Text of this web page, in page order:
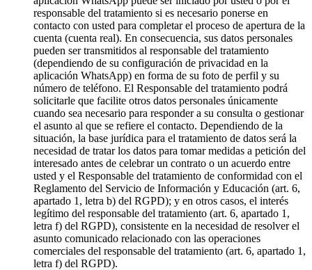
responsable del tratamiento si es necesario ponerse en
contacto con usted para completar el proceso de apertura de la
cuenta (cuenta real). En consecuencia, sus datos personales
pueden ser transmitidos al responsable del tratamiento
(dependiendo de su configuración de privacidad en la
aplicación WhatsApp) en forma de su foto de perfil y su
número de teléfono. El Responsable del tratamiento podrá
solicitarle que facilite otros datos personales únicamente
cuando sea necesario para responder a su consulta o gestionar
el asunto al que se refiere el contacto. Dependiendo de la
situación, la base jurídica para el tratamiento de datos será la
necesidad de tratar los datos para tomar medidas a petición del
interesado antes de celebrar un contrato o un acuerdo entre
usted y el Responsable del tratamiento de conformidad con el
Reglamento del Servicio de Información y Educación (art. 6,
apartado 1, letra b) del RGPD); y en otros casos, el interés
legítimo del responsable del tratamiento (art. 6, apartado 1,
letra f) del RGPD), consistente en la necesidad de resolver el
asunto comunicado relacionado con las operaciones
comerciales del responsable del tratamiento (art. 6, apartado 1,
letra f) del RGPD).